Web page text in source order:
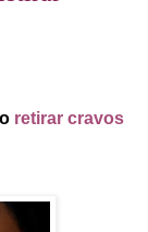
retirar cravos